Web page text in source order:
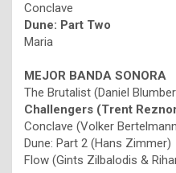
Conclave
Dune: Part Two
Maria
MEJOR BANDA SONORA
The Brutalist (Daniel
Challengers (Trent
Conclave (Volker
Dune: Part 2 (Hans Zimmer)
Flow (Gints Zilbalodis &